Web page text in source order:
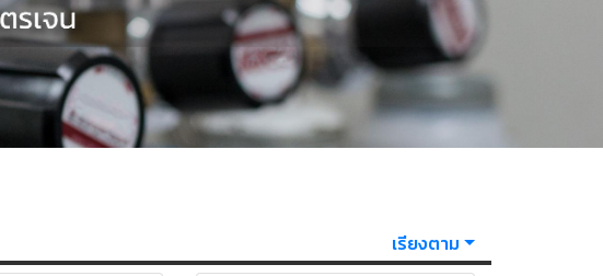
เรียงตาม